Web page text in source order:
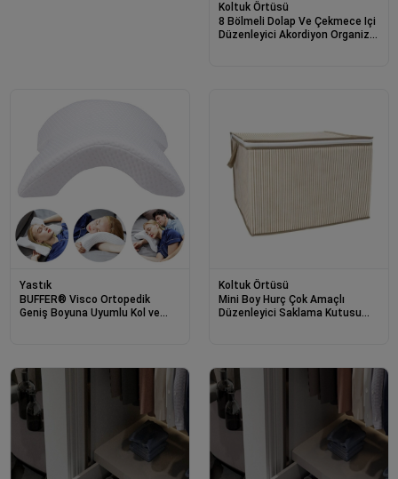
Koltuk Örtüsü
8 Bölmeli Dolap Ve Çekmece Içi
Düzenleyici Akordiyon Organizer
Yastık
BUFFER® Visco Ortopedik
Geniş Boyuna Uyumlu Kol ve
Koltuk Örtüsü
Mini Boy Hurç Çok Amaçlı
Düzenleyici Saklama Kutusu